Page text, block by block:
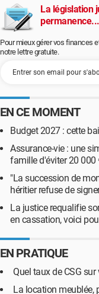
La législation
permanence...
Pour mieux gérer vos finances
notre lettre gratuite.
EN CE MOMENT
Budget 2027 : cette
Assurance-vie : une
famille d'éviter 20 000
"La succession de
héritier refuse de
La justice requalifie
en cassation, voici
EN PRATIQUE
Quel taux de CSG sur
La location meublée,